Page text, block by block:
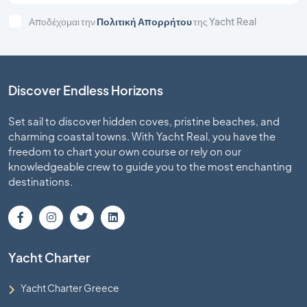
Αποδέχομαι τηνΠολιτική Απορρήτουτης Yacht Real
Discover Endless Horizons
Set sail to discover hidden coves, pristine beaches, and
charming coastal towns. With Yacht Real, you have the
freedom to chart your own course or rely on our
knowledgeable crew to guide you to the most enchanting
destinations.
Yacht Charter
Yacht Charter Greece